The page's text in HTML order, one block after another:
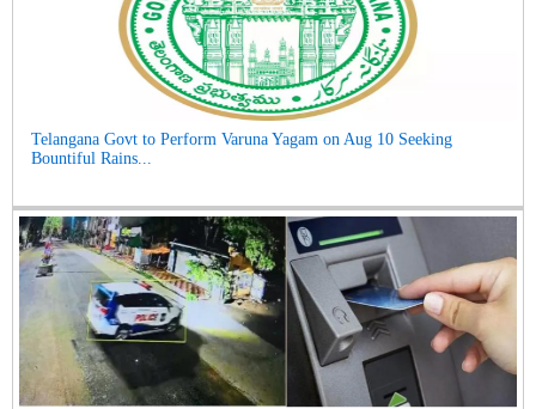
Telangana Govt to Perform Varuna Yagam on Aug 10 Seeking
Bountiful Rains...